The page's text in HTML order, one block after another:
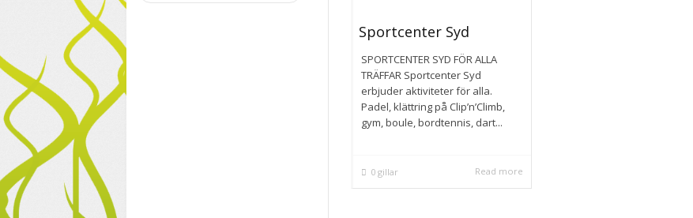
Sportcenter Syd
SPORTCENTER SYD FÖR ALLA
TRÄFFAR Sportcenter Syd
erbjuder aktiviteter för alla.
Padel, klättring på Clip’n’Climb,
gym, boule, bordtennis, dart...
0 gillar Read more